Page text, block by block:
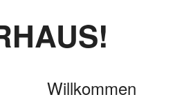
Willkommen